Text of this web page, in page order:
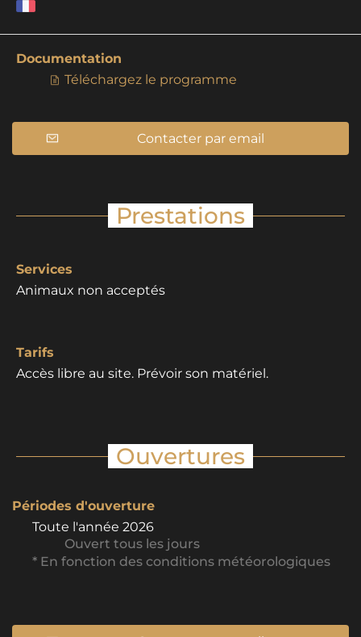
Documentation
Téléchargez le programme
Contacter par email
Prestations
Services
Animaux non acceptés
Tarifs
Accès libre au site. Prévoir son matériel.
Ouvertures
Périodes d'ouverture
Toute l'année 2026
Ouvert tous les jours
* En fonction des conditions météorologiques